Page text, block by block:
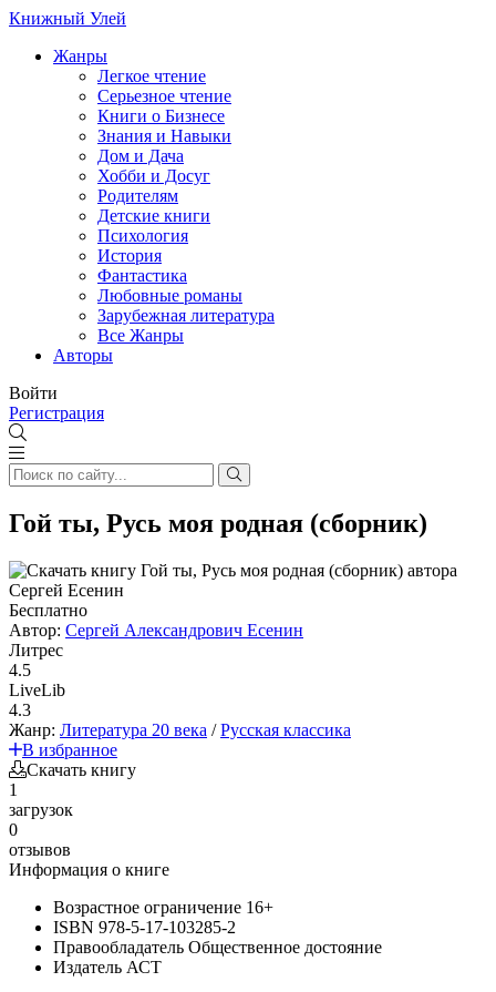
Книжный Улей
Жанры
Легкое чтение
Серьезное чтение
Книги о Бизнесе
Знания и Навыки
Дом и Дача
Хобби и Досуг
Родителям
Детские книги
Психология
История
Фантастика
Любовные романы
Зарубежная литература
Все Жанры
Авторы
Войти
Регистрация
Гой ты, Русь моя родная (сборник)
Бесплатно
Автор: Сергей Александрович Есенин
Литрес
4.5
LiveLib
4.3
Жанр: Литература 20 века /Русская классика
В избранное
Скачать книгу
1
загрузок
0
отзывов
Информация о книге
Возрастное ограничение 16+
ISBN 978-5-17-103285-2
Правообладатель Общественное достояние
Издатель АСТ